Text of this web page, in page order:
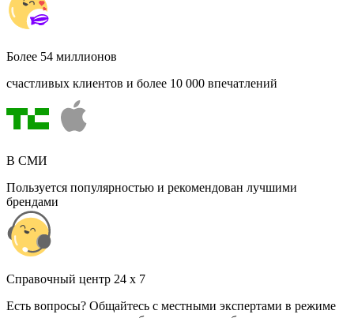
Более 54 миллионов
счастливых клиентов и более 10 000 впечатлений
В СМИ
Пользуется популярностью и рекомендован лучшими
брендами
Cправочный центр 24 x 7
Есть вопросы? Общайтесь с местными экспертами в режиме